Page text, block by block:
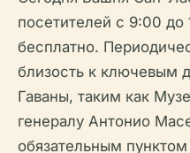
посетителей с 9:00 до
бесплатно.
близость к ключевым
Гаваны, таким как
генералу Антонио
обязательным